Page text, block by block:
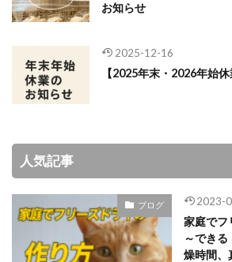
お知らせ
2025-12-16
【2025年末・2026年始休
人気記事
ブログ 2023-
家庭でフ
～でき
燥時間、